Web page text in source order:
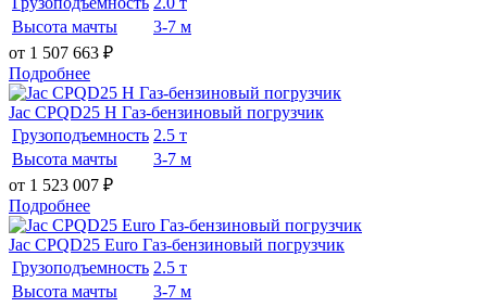
Высота мачты
3-7 м
от 1 507 663 ₽
Подробнее
Jac CPQD25 H Газ-бензиновый погрузчик
Грузоподъемность 2.5 т
Высота мачты
3-7 м
от 1 523 007 ₽
Подробнее
Jac CPQD25 Euro Газ-бензиновый погрузчик
Грузоподъемность 2.5 т
Высота мачты
3-7 м